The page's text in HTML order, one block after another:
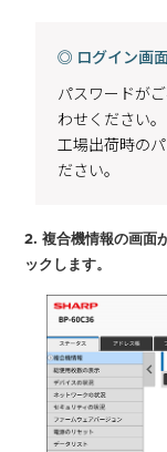
◎ ログイン画
パスワードが
わせください。
工場出荷時の
ださい。
2. 複合機情報の画面
ックします。